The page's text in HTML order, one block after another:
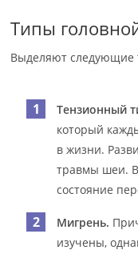
Типы
Выделяют следующие
Тензионный
который
в жизни.
травмы шеи.
состояние
Мигрень.
изучены,